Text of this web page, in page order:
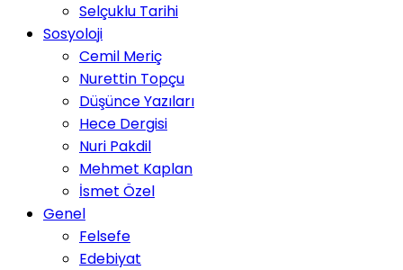
Selçuklu Tarihi
Sosyoloji
Cemil Meriç
Nurettin Topçu
Düşünce Yazıları
Hece Dergisi
Nuri Pakdil
Mehmet Kaplan
İsmet Özel
Genel
Felsefe
Edebiyat